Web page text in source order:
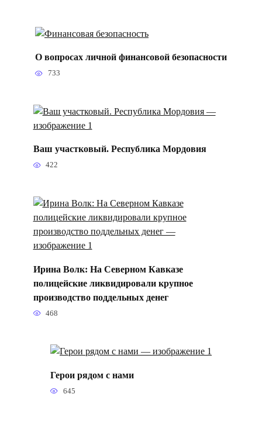
О вопросах личной финансовой безопасности
733
Ваш участковый. Республика Мордовия
422
Ирина Волк: На Северном Кавказе
полицейские ликвидировали крупное
производство поддельных денег
468
Герои рядом с нами
645